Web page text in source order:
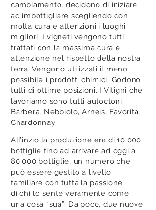
All’inzio la produzione era di 10.000
bottiglie fino ad arrivare ad oggi a
80.000 bottiglie, un numero che
può essere gestito a livello
familiare con tutta la passione
di chi lo sente veramente come
una cosa “sua”. Da poco, due nuove
cambiamento, decidono di iniziare
ad imbottigliare scegliendo con
molta cura e attenzioni i luoghi
migliori. I vigneti vengono tutti
trattati con la massima cura e
attenzione nel rispetto della nostra
terra. Vengono utilizzati il meno
possibile i prodotti chimici. Godono
tutti di ottime posizioni. I Vitigni che
lavoriamo sono tutti autoctoni:
Barbera, Nebbiolo, Arneis, Favorita,
Chardonnay.